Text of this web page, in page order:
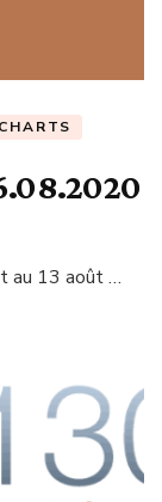
au 13 août …